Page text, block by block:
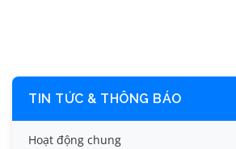
TIN TỨC & THÔNG BÁO
Hoạt động chung